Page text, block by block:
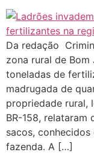
Da redação
zona rural de
toneladas de
madrugada de
propriedade rural,
BR-158, relataram
sacos,
fazenda. A […]